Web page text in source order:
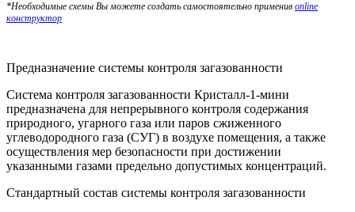
*Необходимые схемы Вы можете создать самостоятельно применив online
конструктор
Предназначение системы контроля загазованности
Система контроля загазованности Кристалл-1-мини
предназначена для непрерывного контроля содержания
природного, угарного газа или паров сжиженного
углеводородного газа (СУГ) в воздухе помещения, а также
осуществления мер безопасности при достижении
указанными газами предельно допустимых концентраций.
Стандартный состав системы контроля загазованности